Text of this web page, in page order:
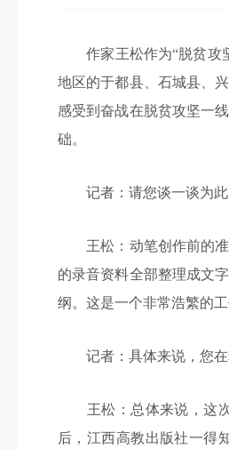
作家王松作为“脱贫攻坚
地区的于都县、石城县、
感受到奋战在脱贫攻坚一
础。
记者：请您谈一谈为此
王松：动笔创作前的准
的录音资料全部整理成文
纲。这是一个非常浩繁的
记者：具体来说，您在
王松：总体来说，这次
后，江西高教出版社一得